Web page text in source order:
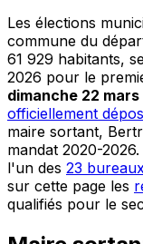
Les élections
commune du
61 929 habitants,
2026 pour le
dimanche 22
officiellement
maire sortant,
mandat 2020-
l'un des 23
sur cette page les
qualifiés pour le